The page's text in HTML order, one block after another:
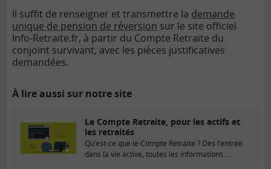
Il suffit de renseigner et transmettre la demande
unique de pension de réversion sur le site officiel
Info-Retraite.fr, à partir du Compte Retraite du
conjoint survivant, avec les pièces justificatives
demandées.
À lire aussi sur notre site
Le Compte Retraite, pour les actifs et
les retraités
Qu’est-ce que le Compte Retraite ? Dès l’entrée
dans la vie active, toutes les informations...